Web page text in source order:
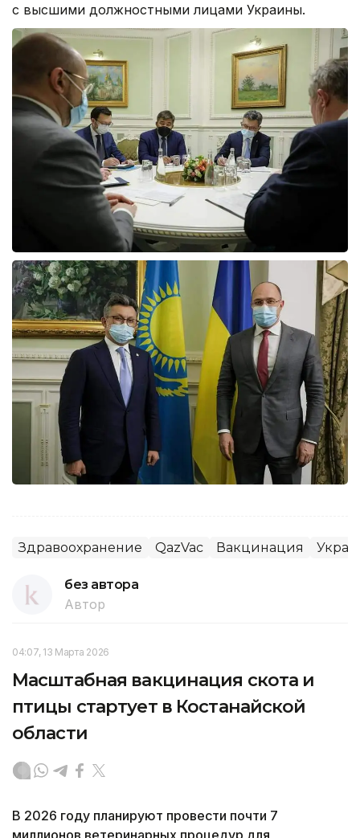
с высшими должностными лицами Украины.
Здравоохранение QazVaс Вакцинация
без автора
Автор
04:07, 13 Марта 2026
Масштабная вакцинация скота и
птицы стартует в Костанайской
области
В 2026 году планируют провести почти 7
миллионов ветеринарных процедур для